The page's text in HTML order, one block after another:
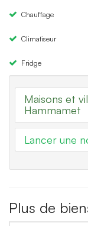
Chauffage
Climatiseur
Fridge
Maisons et
Hammamet
Lancer une
Plus de